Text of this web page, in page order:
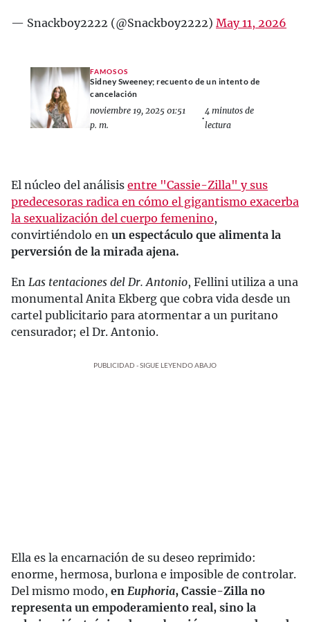
— Snackboy2222 (@Snackboy2222) May 11, 2026
FAMOSOS
Sidney Sweeney; recuento de un intento de
cancelación
noviembre 19, 2025 01:51
p. m.
•
4 minutos de
lectura
El núcleo del análisis entre "Cassie-Zilla" y sus
predecesoras radica en cómo el gigantismo exacerba
la sexualización del cuerpo femenino,
convirtiéndolo en un espectáculo que alimenta la
perversión de la mirada ajena.
En Las tentaciones del Dr. Antonio, Fellini utiliza a una
monumental Anita Ekberg que cobra vida desde un
cartel publicitario para atormentar a un puritano
censurador; el Dr. Antonio.
PUBLICIDAD - SIGUE LEYENDO ABAJO
Ella es la encarnación de su deseo reprimido:
enorme, hermosa, burlona e imposible de controlar.
Del mismo modo, en Euphoria, Cassie-Zilla no
representa un empoderamiento real, sino la